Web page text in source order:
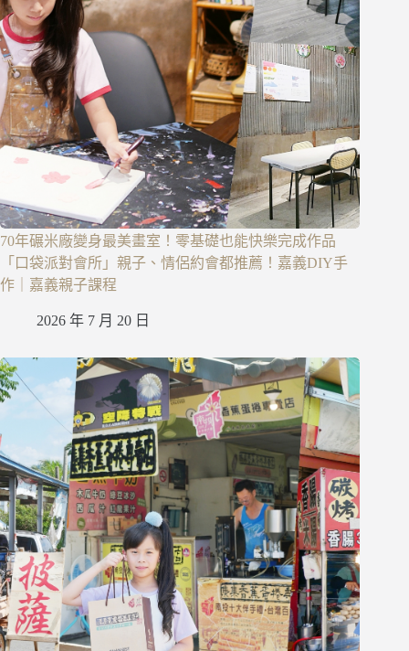
70年碾米廠變身最美畫室！零基礎也能快樂完成作品
「口袋派對會所」親子、情侶約會都推薦！嘉義DIY手
作｜嘉義親子課程
2026 年 7 月 20 日